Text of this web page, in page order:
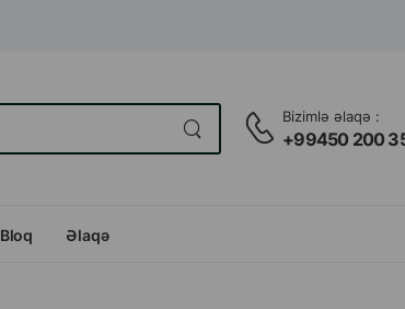
Bizimlə əlaqə :
+99450 200
Bloq Əlaqə